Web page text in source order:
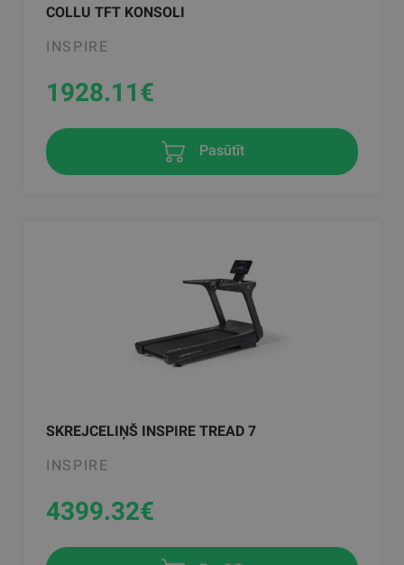
COLLU TFT KONSOLI
INSPIRE
1928.11€
Pasūtīt
SKREJCELIŅŠ INSPIRE TREAD 7
INSPIRE
4399.32€